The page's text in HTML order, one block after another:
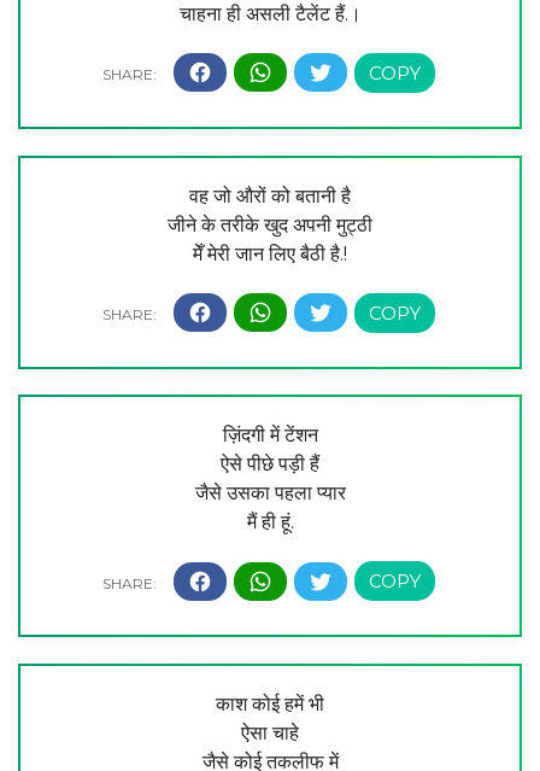
चाहना ही असली टैलेंट हैं.।
वह जो औरों को बतानी है
जीने के तरीके खुद अपनी मुट्ठी
मेँ मेरी जान लिए बैठी है.!
ज़िंदगी में टेंशन
ऐसे पीछे पड़ी हैं
जैसे उसका पहला प्यार
मैं ही हूं.
काश कोई हमें भी
ऐसा चाहे
जैसे कोई तकलीफ में